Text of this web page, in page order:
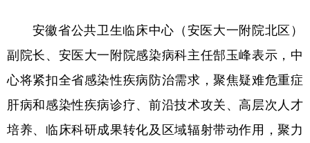
山东 河南 湖北 湖南
四川 贵州 云南 西藏
陕西 甘肃 青海 宁夏
安徽省公共卫生临床中心（安医大一附院北区）
副院长、安医大一附院感染病科主任郜玉峰表示，中
心将紧扣全省感染性疾病防治需求，聚焦疑难危重症
肝病和感染性疾病诊疗、前沿技术攻关、高层次人才
培养、临床科研成果转化及区域辐射带动作用，聚力